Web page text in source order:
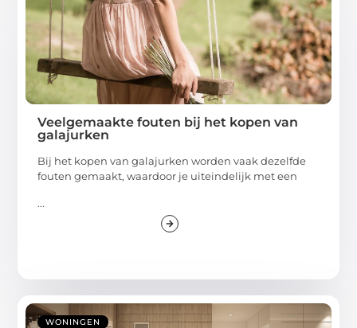
Veelgemaakte fouten bij het kopen van
galajurken
Bij het kopen van galajurken worden vaak dezelfde
fouten gemaakt, waardoor je uiteindelijk met een
...
WONINGEN